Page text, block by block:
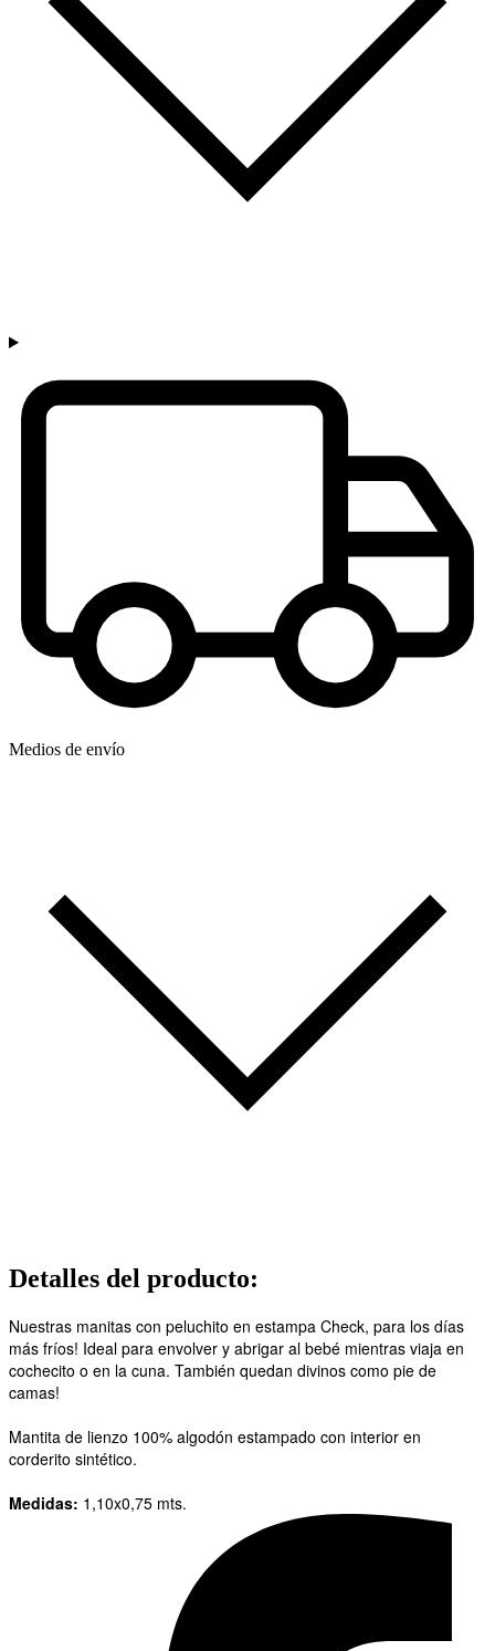
Medios de envío
Detalles del producto:
Nuestras manitas con peluchito en estampa Check, para los días
más fríos! Ideal para envolver y abrigar al bebé mientras viaja en
cochecito o en la cuna. También quedan divinos como pie de
camas!
Mantita de lienzo 100% algodón estampado con interior en
corderito sintético.
Medidas: 1,10x0,75 mts.